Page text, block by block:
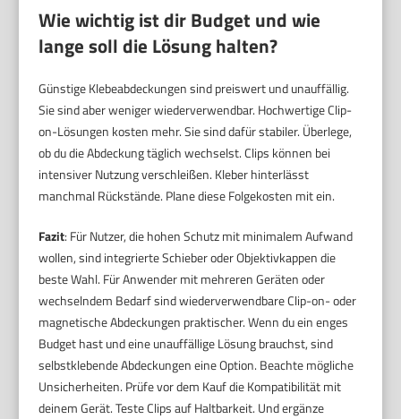
Wie wichtig ist dirBudgetund wie
lange soll die Lösung halten?
Günstige Klebeabdeckungen sind preiswert und unauffällig.
Sie sind aber weniger wiederverwendbar. Hochwertige Clip-
on-Lösungen kosten mehr. Sie sind dafür stabiler. Überlege,
ob du die Abdeckung täglich wechselst. Clips können bei
intensiver Nutzung verschleißen. Kleber hinterlässt
manchmal Rückstände. Plane diese Folgekosten mit ein.
Fazit: Für Nutzer, die hohen Schutz mit minimalem Aufwand
wollen, sind integrierte Schieber oder Objektivkappen die
beste Wahl. Für Anwender mit mehreren Geräten oder
wechselndem Bedarf sind wiederverwendbare Clip-on- oder
magnetische Abdeckungen praktischer. Wenn du ein enges
Budget hast und eine unauffällige Lösung brauchst, sind
selbstklebende Abdeckungen eine Option. Beachte mögliche
Unsicherheiten. Prüfe vor dem Kauf die Kompatibilität mit
deinem Gerät. Teste Clips auf Haltbarkeit. Und ergänze